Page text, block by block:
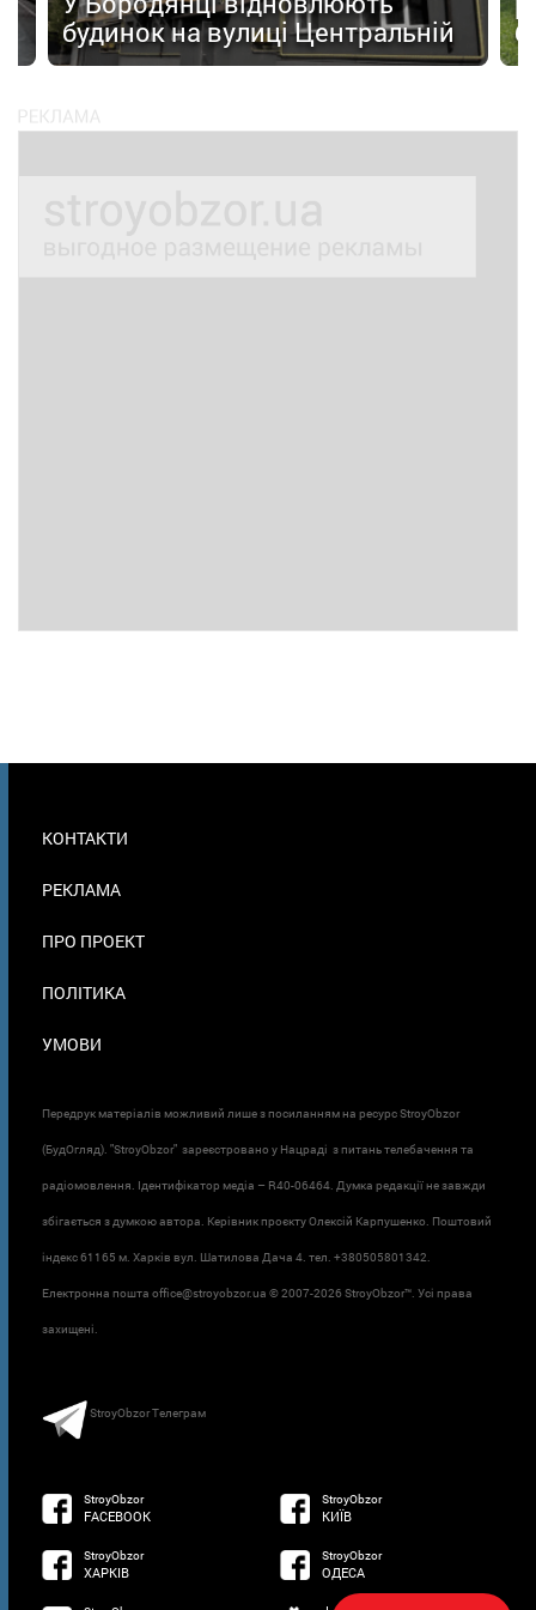
будинок на вулиці Центральній
В
КОНТАКТИ
РЕКЛАМА
ПРО ПРОЕКТ
ПОЛІТИКА
УМОВИ
Передрук матеріалів можливий лише з посиланням на ресурс StroyObzor
(БудОгляд). "StroyObzor" зареєстровано у Нацраді з питань телебачення та
радіомовлення. Ідентифікатор медіа – R40-06464. Думка редакції не завжди
збігається з думкою автора. Керівник проєкту Олексій Карпушенко. Поштовий
індекс 61165 м. Харків вул. Шатилова Дача 4. тел. +380505801342.
Електронна пошта office@stroyobzor.ua © 2007-2026 StroyObzor™. Усі права
захищені.
StroyObzor Телеграм
StroyObzor
FACEBOOK
StroyObzor
КИЇВ
StroyObzor
ХАРКІВ
StroyObzor
ОДЕСА